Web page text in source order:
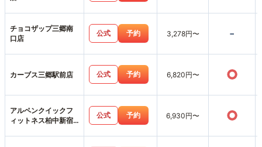
チョコザップ三郷南
口店
公式 予約 3,278円〜 -
カーブス三郷駅前店 公式 予約 6,820円〜 ○
アルペンクイックフ
ィットネス柏中新宿
公式 予約 6,930円〜 ○